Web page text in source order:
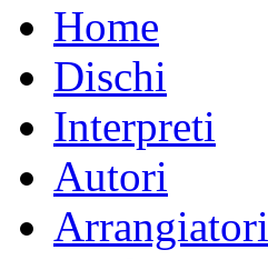
Home
Dischi
Interpreti
Autori
Arrangiatori